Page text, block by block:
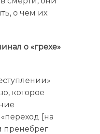
о чем их
о «грехе»
которое
[на
пренебрег